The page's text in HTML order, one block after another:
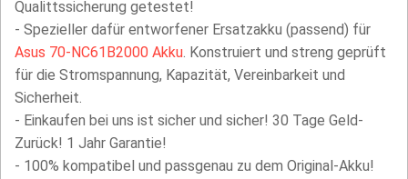
Qualittssicherung getestet!
- Spezieller dafür entworfener Ersatzakku (passend) für
Asus 70-NC61B2000 Akku. Konstruiert und streng geprüft
für die Stromspannung, Kapazität, Vereinbarkeit und
Sicherheit.
- Einkaufen bei uns ist sicher und sicher! 30 Tage Geld-
Zurück! 1 Jahr Garantie!
- 100% kompatibel und passgenau zu dem Original-Akku!